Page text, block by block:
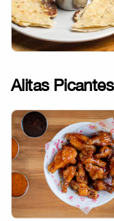
Alitas Picantes